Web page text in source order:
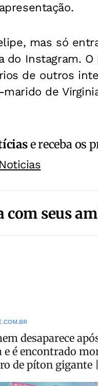
mas só
do Instagram.
de outros
de
e receba os
seus